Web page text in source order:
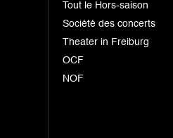
Tout le Hors-saison
Société des concerts
Theater in Freiburg
OCF
NOF